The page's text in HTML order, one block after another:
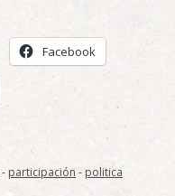
Facebook
- participación - politica